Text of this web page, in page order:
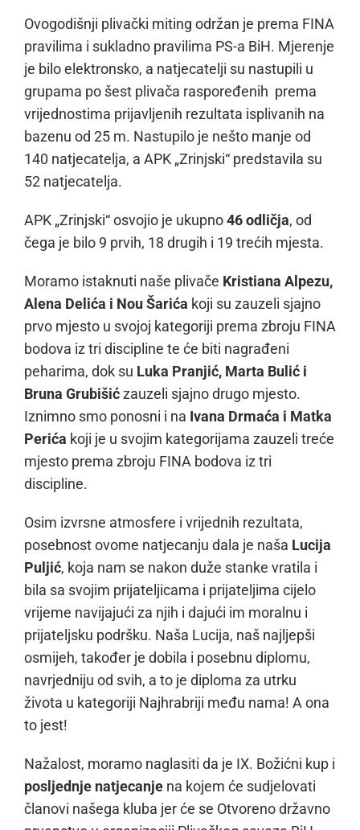
Ovogodišnji plivački miting održan je prema FINA
pravilima i sukladno pravilima PS-a BiH. Mjerenje
je bilo elektronsko, a natjecatelji su nastupili u
grupama po šest plivača raspoređenih prema
vrijednostima prijavljenih rezultata isplivanih na
bazenu od 25 m. Nastupilo je nešto manje od
140 natjecatelja, a APK „Zrinjski“ predstavila su
52 natjecatelja.
APK „Zrinjski“ osvojio je ukupno 46 odličja, od
čega je bilo 9 prvih, 18 drugih i 19 trećih mjesta.
Moramo istaknuti naše plivače Kristiana Alpezu,
Alena Delića i Nou Šarića koji su zauzeli sjajno
prvo mjesto u svojoj kategoriji prema zbroju FINA
bodova iz tri discipline te će biti nagrađeni
peharima, dok su Luka Pranjić, Marta Bulić i
Bruna Grubišić zauzeli sjajno drugo mjesto.
Iznimno smo ponosni i na Ivana Drmaća i Matka
Perića koji je u svojim kategorijama zauzeli treće
mjesto prema zbroju FINA bodova iz tri
discipline.
Osim izvrsne atmosfere i vrijednih rezultata,
posebnost ovome natjecanju dala je naša Lucija
Puljić, koja nam se nakon duže stanke vratila i
bila sa svojim prijateljicama i prijateljima cijelo
vrijeme navijajući za njih i dajući im moralnu i
prijateljsku podršku. Naša Lucija, naš najljepši
osmijeh, također je dobila i posebnu diplomu,
navrjedniju od svih, a to je diploma za utrku
života u kategoriji Najhrabriji među nama! A ona
to jest!
Nažalost, moramo naglasiti da je IX. Božićni kup i
posljednje natjecanje na kojem će sudjelovati
članovi našega kluba jer će se Otvoreno državno